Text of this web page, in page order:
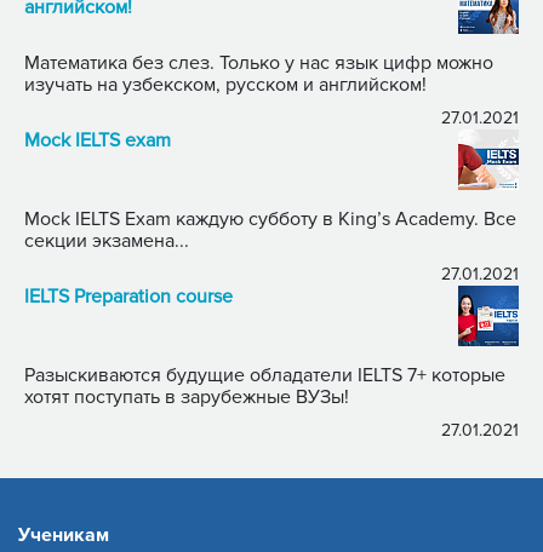
английском!
Математика без слез. Только у нас язык цифр можно
изучать на узбекском, русском и английском!
27.01.2021
Mock IELTS exam
Mock IELTS Exam каждую субботу в King’s Academy. Все
секции экзамена...
27.01.2021
IELTS Preparation course
Разыскиваются будущие обладатели IELTS 7+ которые
хотят поступать в зарубежные ВУЗы!
27.01.2021
Ученикам